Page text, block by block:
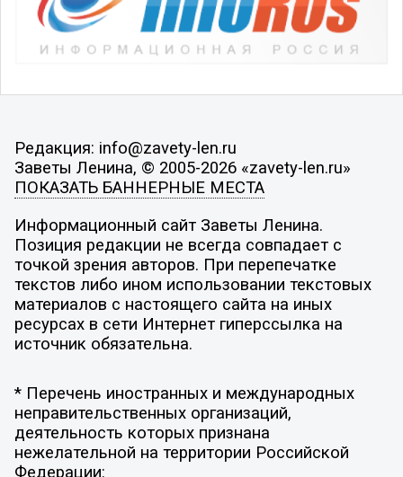
Редакция: info@zavety-len.ru
Заветы Ленина, © 2005-2026 «zavety-len.ru»
ПОКАЗАТЬ БАННЕРНЫЕ МЕСТА
Информационный сайт Заветы Ленина.
Позиция редакции не всегда совпадает с
точкой зрения авторов. При перепечатке
текстов либо ином использовании текстовых
материалов с настоящего сайта на иных
ресурсах в сети Интернет гиперссылка на
источник обязательна.
* Перечень иностранных и международных
неправительственных организаций,
деятельность которых признана
нежелательной на территории Российской
Федерации: